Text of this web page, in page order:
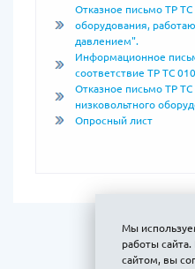
Отказное письмо ТР
оборудования,
давлением".
Информационное
соответствие ТР ТС
Отказное письмо ТР
низковольтного
Опросный лист
Мы
работы
сайтом, вы